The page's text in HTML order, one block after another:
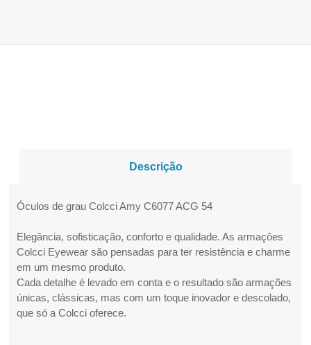
Descrição
Óculos de grau Colcci Amy C6077 ACG 54
Elegância, sofisticação, conforto e qualidade. As armações
Colcci Eyewear são pensadas para ter resistência e charme
em um mesmo produto.
Cada detalhe é levado em conta e o resultado são armações
únicas, clássicas, mas com um toque inovador e descolado,
que só a Colcci oferece.